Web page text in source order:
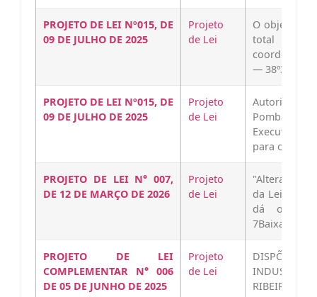
PROJETO DE LEI Nº015, DE
09 DE JULHO DE 2025
Projeto
de Lei
O objeto da
total de
—
PROJETO DE LEI Nº015, DE
09 DE JULHO DE 2025
Projeto
de Lei
Autoriza o
Pombal,
Executivo,
para o
PROJETO DE LEI N° 007,
DE 12 DE MARÇO DE 2026
Projeto
de Lei
"Altera,
da Lei n°
dá outras
7Baixar
PROJETO DE LEI
COMPLEMENTAR N° 006
DE 05 DE JUNHO DE 2025
Projeto
de Lei
DISPÕE
RIBEIRA